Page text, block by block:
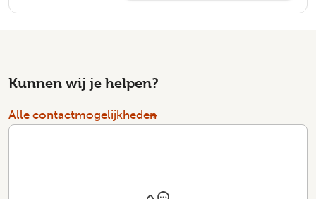
Kunnen wij je helpen?
Alle contactmogelijkheden